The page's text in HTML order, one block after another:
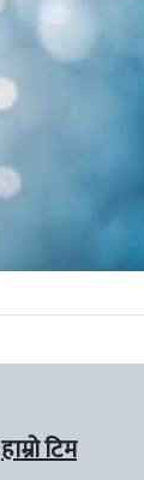
हाम्रो टिम